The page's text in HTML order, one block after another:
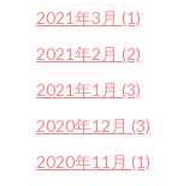
2021年3月 (1)
2021年2月 (2)
2021年1月 (3)
2020年12月 (3)
2020年11月 (1)